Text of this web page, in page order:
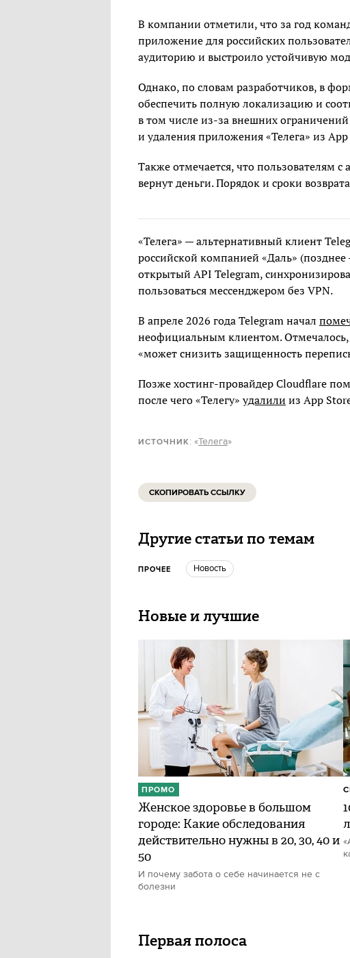
В компании отметили, что за год
приложение для российских
аудиторию и выстроило устойчивую
Однако, по словам разработчиков, в
обеспечить полную локализацию и
в том числе из-за внешних
и удаления приложения «Телега» из
Также отмечается, что пользователям
вернут деньги. Порядок и сроки
«Телега» — альтернативный клиент
российской компанией «Даль»
открытый API Telegram,
пользоваться мессенджером без VPN.
В апреле 2026 года Telegram начал
неофициальным клиентом. Отмечалось,
«может снизить защищенность
Позже хостинг-провайдер Cloudflare
после чего «Телегу» удалили из App
ИСТОЧНИК: «Телега»
СКОПИРОВАТЬ ССЫЛКУ
Другие статьи по темам
ПРОЧЕЕ Новость
Новые и лучшие
Женское здоровье в большом
городе: Какие обследования
действительно нужны в 20, 30, 40 и
50
И почему забота о себе начинается не с
болезни
ПРОМО
Первая полоса